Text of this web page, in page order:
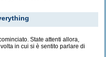
State attenti allora,
in cui si è sentito parlare di